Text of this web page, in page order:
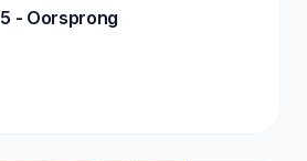
- Oorsprong